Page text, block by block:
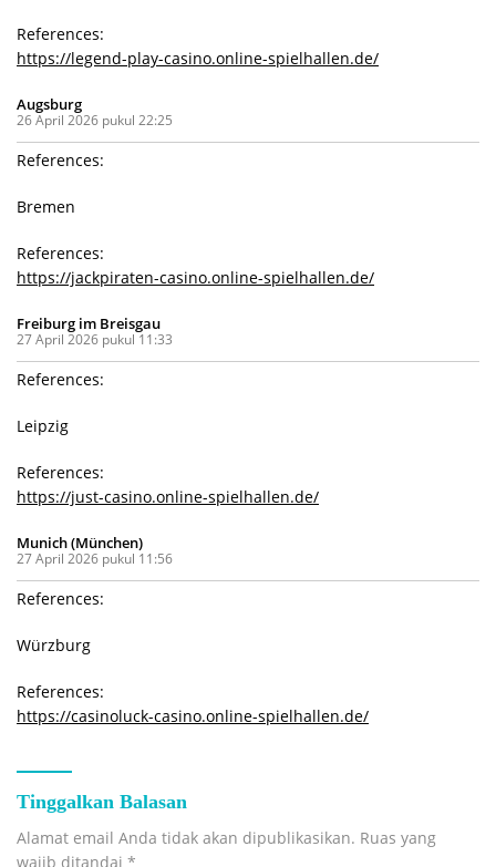
References:
https://legend-play-casino.online-spielhallen.de/
Augsburg
26 April 2026 pukul 22:25
References:
Bremen
References:
https://jackpiraten-casino.online-spielhallen.de/
Freiburg im Breisgau
27 April 2026 pukul 11:33
References:
Leipzig
References:
https://just-casino.online-spielhallen.de/
Munich (München)
27 April 2026 pukul 11:56
References:
Würzburg
References:
https://casinoluck-casino.online-spielhallen.de/
Tinggalkan Balasan
Alamat email Anda tidak akan dipublikasikan. Ruas yang
wajib ditandai *